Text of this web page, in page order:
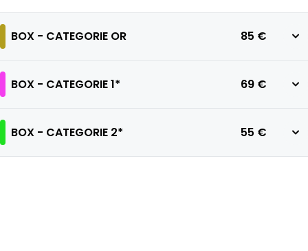
BOX - CATEGORIE OR 85 €
BOX - CATEGORIE 1* 69 €
BOX - CATEGORIE 2* 55 €